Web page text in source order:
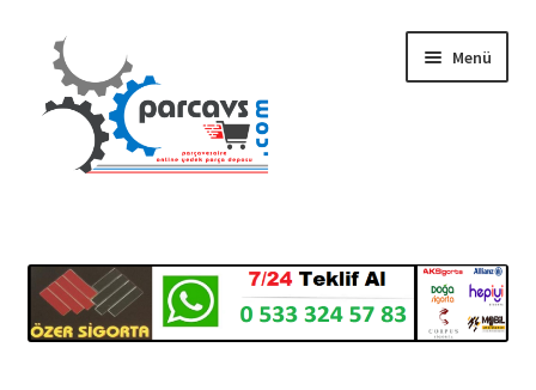
Dolaşıma
geç
İçeriğe
geç
Menü
Mesafeli Satış Sözleşmesi
İade ve Teslimat Şartları